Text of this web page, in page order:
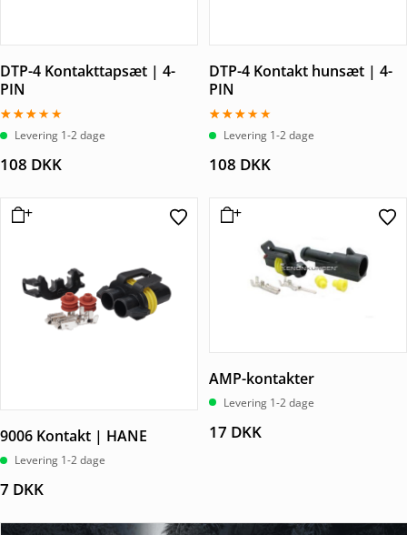
DTP-4 Kontakttapsæt | 4-
PIN
Vurderet
3.00
5
Levering 1-2 dage
108 DKK
DTP-4 Kontakt hunsæt | 4-
PIN
Vurderet
3.00
5
Levering 1-2 dage
108 DKK
9006 Kontakt | HANE
Levering 1-2 dage
7 DKK
AMP-kontakter
Levering 1-2 dage
17 DKK